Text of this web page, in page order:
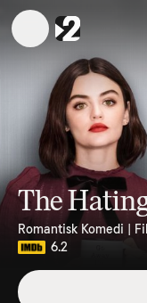
The
Romantisk Komedi |
6.2